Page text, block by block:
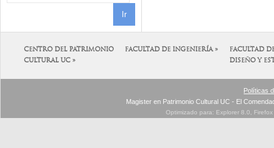
CENTRO DEL PATRIMONIO
CULTURAL UC »
FACULTAD DE INGENIERÍA »
FACULTAD
DISEÑO Y
Políticas
Magister en Patrimonio Cultural UC - El
Optimizado para: Explorer 8.0,